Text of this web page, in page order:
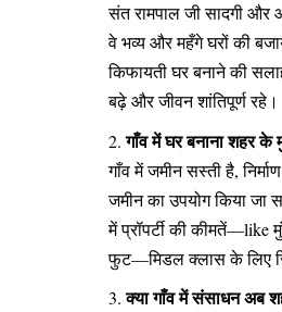
संत रामपाल जी सादगी और
वे भव्य और महँगे घरों की
किफायती घर बनाने की
बढ़े और जीवन शांतिपूर्ण रहे।
गाँव में घर बनाना शहर के
गाँव में जमीन सस्ती है,
जमीन का उपयोग किया जा
में प्रॉपर्टी की कीमतें—like
फुट—मिडल क्लास के लिए
क्या गाँव में संसाधन अब